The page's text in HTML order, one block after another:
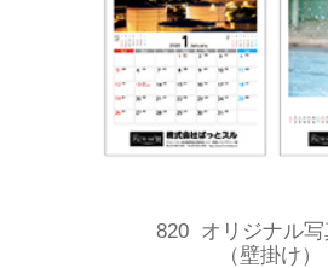
820 オリジナル写
（壁掛け）